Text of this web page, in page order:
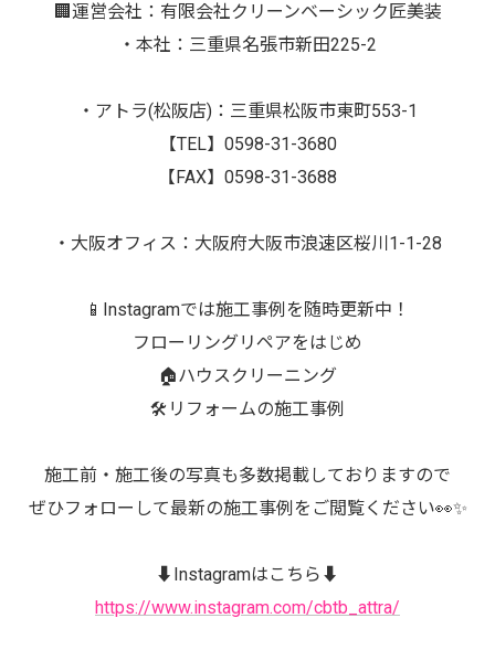
🏢運営会社：有限会社クリーンベーシック匠美装
・本社：三重県名張市新田225-2
・アトラ(松阪店)：三重県松阪市東町553-1
【TEL】0598-31-3680
【FAX】0598-31-3688
・大阪オフィス：大阪府大阪市浪速区桜川1-1-28
📱Instagramでは施工事例を随時更新中！
フローリングリペアをはじめ
🏠ハウスクリーニング
🛠️リフォームの施工事例
施工前・施工後の写真も多数掲載しておりますので
ぜひフォローして最新の施工事例をご閲覧ください👀✨
⬇️Instagramはこちら⬇️
https://www.instagram.com/cbtb_attra/